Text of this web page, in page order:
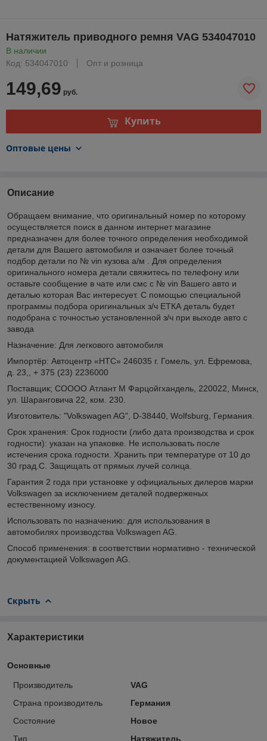
Натяжитель приводного ремня VAG 534047010
В наличии
Код: 534047010
Опт и розница
149,69 руб.
Купить
Оптовые цены
Описание
Обращаем внимание, что оригинальный номер по которому
осуществляется поиск в данном интернет магазине
предназначен для более точного определения необходимой
детали для Вашего автомобиля и означает более точный
подбор детали по № vin кузова а/м . Для определения
оригинального номера детали свяжитесь по телефону или
оставьте сообщение в чате или смс с № vin Вашего авто и
деталью которая Вас интересует. С помощью специальной
программы подбора оригинальных з/ч ЕТКА деталь будет
подобрана с точностью установленной з/ч при выходе авто с
завода
Назначение: Для легкового автомобиля
Импортёр: Автоцентр «НТС» 246035 г. Гомель, ул. Ефремова,
д. 23,, + 375 (23) 2236000
Поставщик; СОООО Атлант М Фарцойгхандель, 220022, Минск,
ул. Шаранговича 22, ком. 230.
Изготовитель: "Volkswagen AG", D-38440, Wolfsburg, Германия.
Срок хранения: Срок годности (либо дата производства и срок
годности): указан на упаковке. Не использовать после
истечения срока годности. Хранить при температуре от 10 до
30 град.С. Защищать от прямых лучей солнца.
Гарантия 2 года при установке у официальных дилеров марки
Volkswagen за исключением деталей подверженых
естественному износу.
Использовать по назначению: для использования в
автомобилях производства Volkswagen AG.
Способ применения: в соответствии нормативно - технической
документацией Volkswagen AG.
Скрыть
Характеристики
Основные
Производитель
VAG
Страна производитель
Германия
Состояние
Новое
Тип
Натяжитель